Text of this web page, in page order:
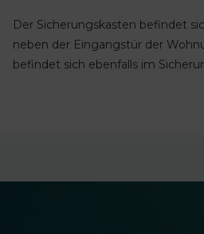
Der Sicherungskasten befindet
neben der Eingangstür der
befindet sich ebenfalls im